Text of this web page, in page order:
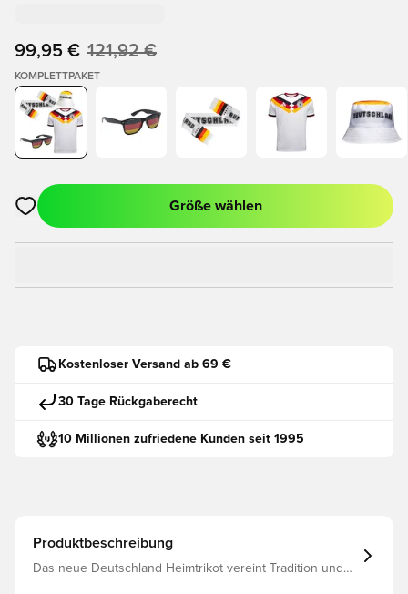
99,95 € 121,92 €
KOMPLETTPAKET
Öffnet ein neues Fenster zum Anmelden oder Registrieren
Größe wählen
Kostenloser Versand ab 69 €
30 Tage Rückgaberecht
10 Millionen zufriedene Kunden seit 1995
Produktbeschreibung
Das neue Deutschland Heimtrikot vereint Tradition und